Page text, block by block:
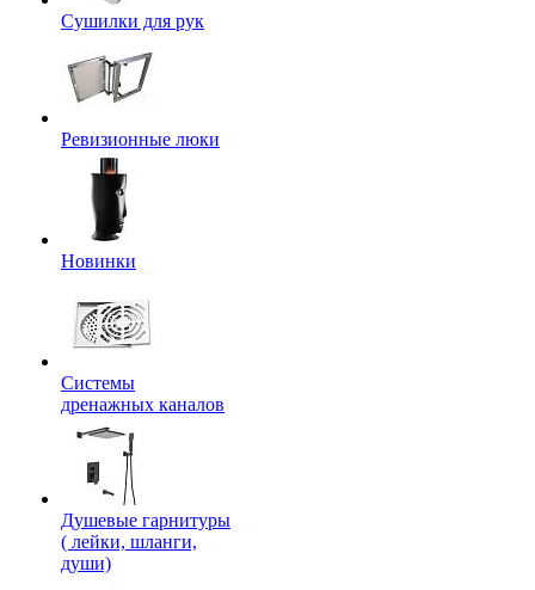
Сушилки для рук
Ревизионные люки
Новинки
Системы
дренажных каналов
Душевые гарнитуры
( лейки, шланги,
души)